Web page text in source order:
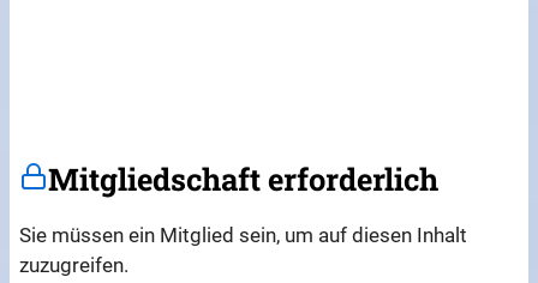
Mitgliedschaft erforderlich
Sie müssen ein Mitglied sein, um auf diesen Inhalt
zuzugreifen.